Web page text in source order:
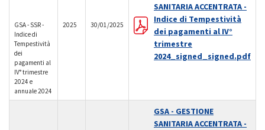
GSA - SSR -
Indice di
Tempestività
dei
pagamenti al
IV° trimestre
2024 e
annuale 2024
2025 30/01/2025
SANITARIA ACCENTRATA -
Indice di Tempestività
dei pagamenti al IV°
trimestre
2024_signed_signed.pdf
GSA - GESTIONE
SANITARIA ACCENTRATA -